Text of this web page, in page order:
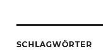
SCHLAGWÖRTER